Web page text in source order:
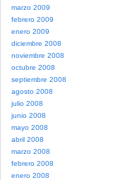
marzo 2009
febrero 2009
enero 2009
diciembre 2008
noviembre 2008
octubre 2008
septiembre 2008
agosto 2008
julio 2008
junio 2008
mayo 2008
abril 2008
marzo 2008
febrero 2008
enero 2008